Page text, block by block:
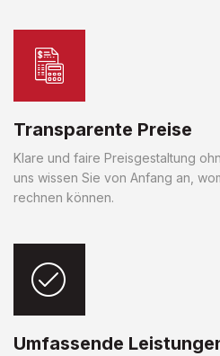
Transparente Preise
Klare und faire Preisgestaltung
uns wissen Sie von Anfang an,
rechnen können.
Umfassende